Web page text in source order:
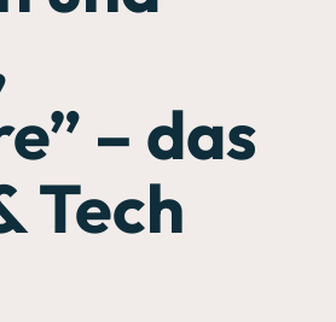
– das
Tech